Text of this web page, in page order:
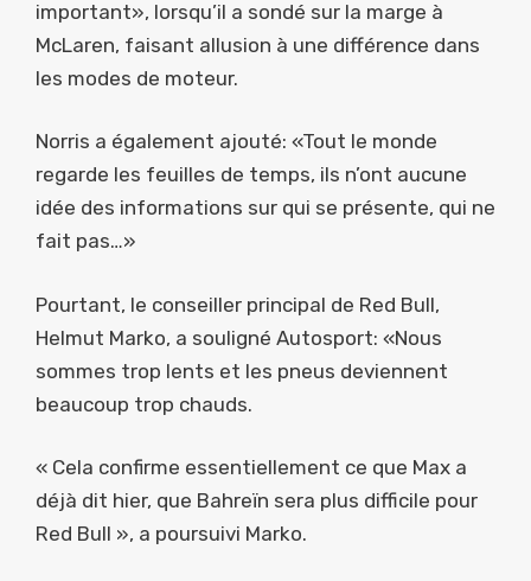
important», lorsqu’il a sondé sur la marge à
McLaren, faisant allusion à une différence dans
les modes de moteur.
Norris a également ajouté: «Tout le monde
regarde les feuilles de temps, ils n’ont aucune
idée des informations sur qui se présente, qui ne
fait pas…»
Pourtant, le conseiller principal de Red Bull,
Helmut Marko, a souligné Autosport: «Nous
sommes trop lents et les pneus deviennent
beaucoup trop chauds.
« Cela confirme essentiellement ce que Max a
déjà dit hier, que Bahreïn sera plus difficile pour
Red Bull », a poursuivi Marko.